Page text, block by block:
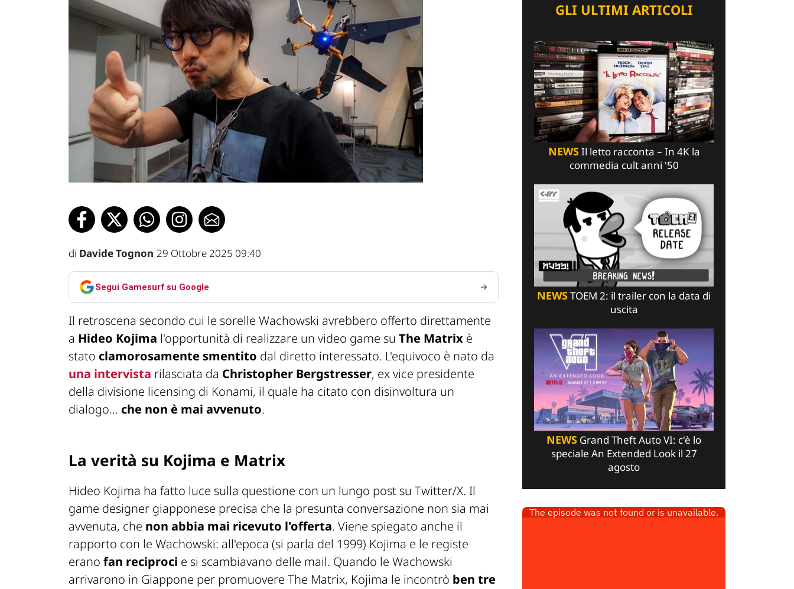
di Davide Tognon 29 Ottobre 2025 09:40
Segui Gamesurf su Google
Il retroscena secondo cui le sorelle Wachowski avrebbero offerto direttamente
a Hideo Kojima l'opportunità di realizzare un video game su The Matrix è
stato clamorosamente smentito dal diretto interessato. L'equivoco è nato da
una intervista rilasciata da Christopher Bergstresser, ex vice presidente
della divisione licensing di Konami, il quale ha citato con disinvoltura un
dialogo… che non è mai avvenuto.
La verità su Kojima e Matrix
Hideo Kojima ha fatto luce sulla questione con un lungo post su Twitter/X. Il
game designer giapponese precisa che la presunta conversazione non sia mai
avvenuta, che non abbia mai ricevuto l'offerta. Viene spiegato anche il
rapporto con le Wachowski: all'epoca (si parla del 1999) Kojima e le registe
erano fan reciproci e si scambiavano delle mail. Quando le Wachowski
arrivarono in Giappone per promuovere The Matrix, Kojima le incontrò ben tre
GLI ULTIMI ARTICOLI
NEWSIl letto racconta – In 4K la
commedia cult anni '50
NEWSTOEM 2: il trailer con la data di
uscita
NEWS Grand Theft Auto VI: c'è lo
speciale An Extended Look il 27
agosto